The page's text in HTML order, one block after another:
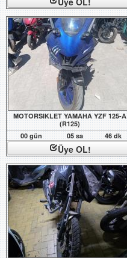
MOTORSIKLET YAMAHA YZF 125-A
(R125)
00 gün
05 sa 46 dk
Üye OL!